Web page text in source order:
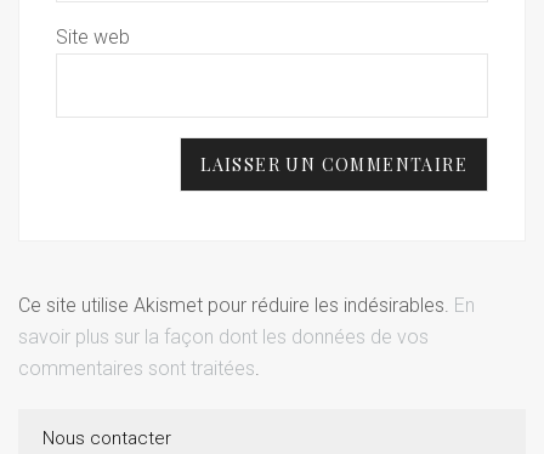
Site web
Ce site utilise Akismet pour réduire les indésirables. En
savoir plus sur la façon dont les données de vos
commentaires sont traitées.
Nous contacter